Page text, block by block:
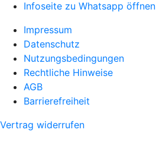
Infoseite zu Whatsapp öffnen
Impressum
Datenschutz
Nutzungsbedingungen
Rechtliche Hinweise
AGB
Barrierefreiheit
Vertrag widerrufen